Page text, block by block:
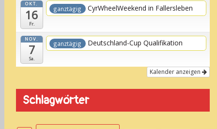
OKT.
16
Fr.
ganztägig CyrWheelWeekend in Fallersleben
NOV.
7
Sa.
ganztägig Deutschland-Cup Qualifikation
Kalender anzeigen
Schlagwörter